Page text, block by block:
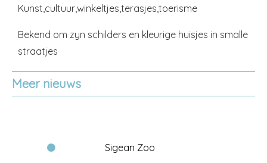
Kunst,cultuur,winkeltjes,terasjes,toerisme
Bekend om zyn schilders en kleurige huisjes in smalle
straatjes
Meer nieuws
Sigean Zoo